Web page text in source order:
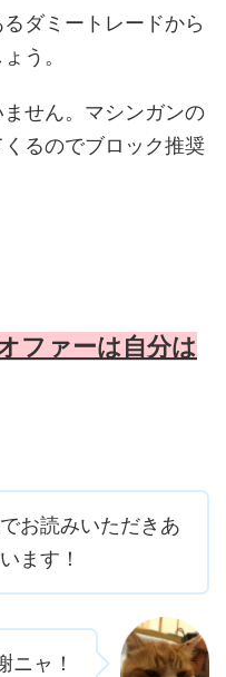
ダミートレードから
う。
せん。マシンガンの
るのでブロック推奨
ファーは自分は
お読みいただきあ
ます！
ニャ！